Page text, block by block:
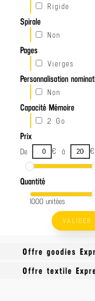
Rigide
Spirale
Non
Pages
Vierges
Personnalisation
Non
Capacité Mémoire
2 Go
Prix
De € à €
Quantité
1000 unitées
VALIDER
Offre goodies
Offre textile